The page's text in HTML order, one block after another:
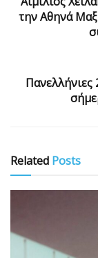
την Αθηνά
Πανελλήνιες
Related Posts